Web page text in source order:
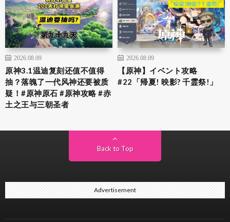
2026.08.09
原神3.1温迪复刻还值不值得
抽？落魄了一代风神还要被质
疑！#原神原石 #原神攻略 #赤
土之王与三朝圣者
2026.08.09
【原神】イベント攻略
#22「帰夏! 映影? 千霊祭!」
Back to Top
Advertisement